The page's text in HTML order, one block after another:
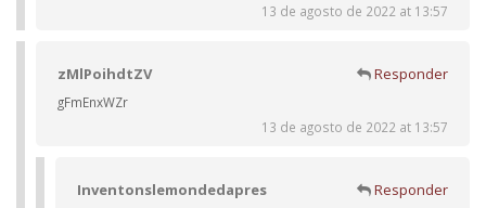
13 de agosto de 2022 at 13:57
zMlPoihdtZV Responder
gFmEnxWZr
13 de agosto de 2022 at 13:57
Inventonslemondedapres Responder